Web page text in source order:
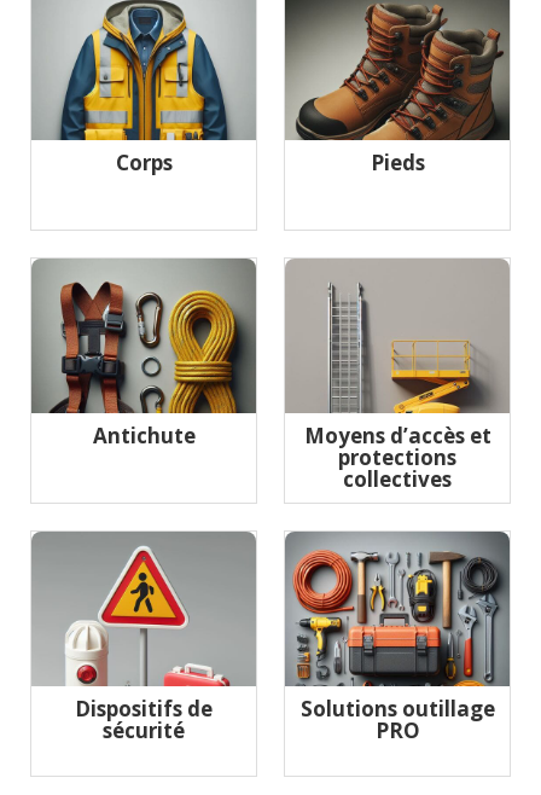
Corps Pieds
Antichute Moyens d’accès et
protections
collectives
Dispositifs de
sécurité
Solutions outillage
PRO